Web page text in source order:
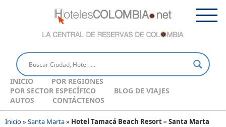
INICIO
POR REGIONES
POR SECTOR ESPECÍFICO
BLOG DE VIAJES
AUTOS
CONTÁCTENOS
Inicio» Santa Marta» Hotel Tamacá Beach Resort – Santa Marta